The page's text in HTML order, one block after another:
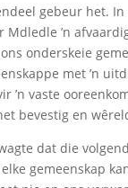
gebeur het.
Mdledle ’n
onderskeie
met ’n
’n vaste
bevestig en
dat die
gemeenskap